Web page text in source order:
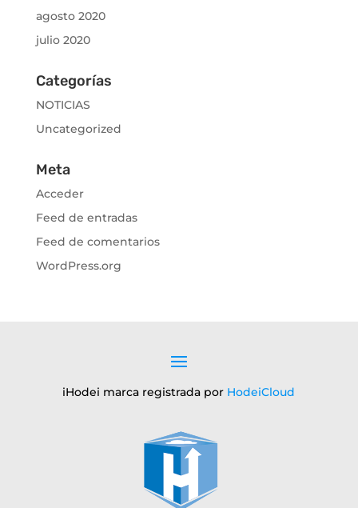
agosto 2020
julio 2020
Categorías
NOTICIAS
Uncategorized
Meta
Acceder
Feed de entradas
Feed de comentarios
WordPress.org
iHodei marca registrada por HodeiCloud